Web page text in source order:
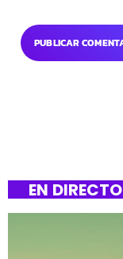
EN DIRECTO